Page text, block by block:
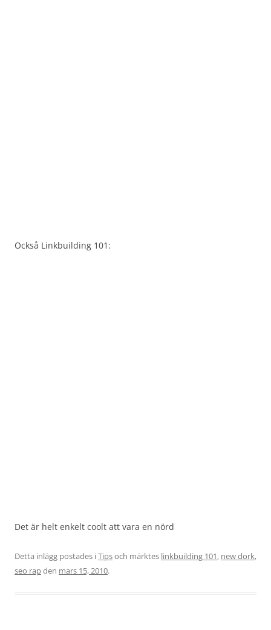
Också Linkbuilding 101:
Det är helt enkelt coolt att vara en nörd
Detta inlägg postades iTipsoch märktes linkbuilding 101, new dork,
seo rapden mars 15, 2010.